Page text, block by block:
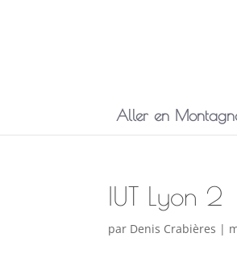
Aller en
IUT Lyon 2
par Denis Crabières |